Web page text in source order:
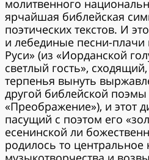
молитвенного
ярчайшая библейская
поэтических текстов. И
и лебединые песни-
Руси» (из «Иорданской
светлый гость»,
терпенья вынуть
другой библейской поэмы
«Преображение»), и этот
пасущий с поэтом его
есенинской ли
родилось то центральное